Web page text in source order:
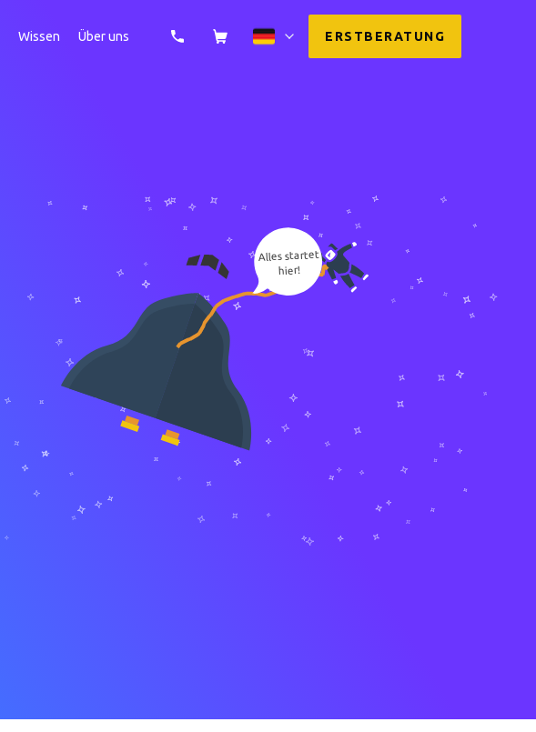
Wissen Über uns ERSTBERATUNG
Alles startet
hier!